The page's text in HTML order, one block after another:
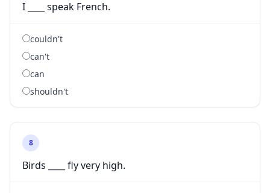
I ____ speak French.
couldn't
can't
can
shouldn't
8
Birds ____ fly very high.